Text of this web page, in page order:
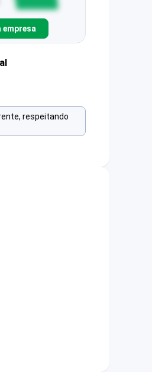
respeitando